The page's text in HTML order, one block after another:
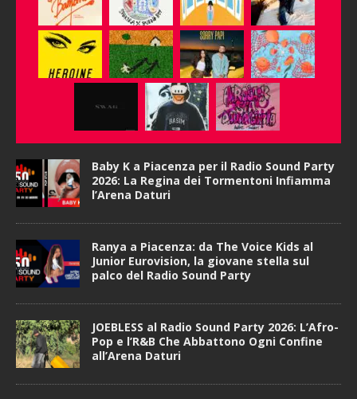
Baby K a Piacenza per il Radio Sound Party
2026: La Regina dei Tormentoni Infiamma
l’Arena Daturi
Ranya a Piacenza: da The Voice Kids al
Junior Eurovision, la giovane stella sul
palco del Radio Sound Party
JOEBLESS al Radio Sound Party 2026: L’Afro-
Pop e l’R&B Che Abbattono Ogni Confine
all’Arena Daturi